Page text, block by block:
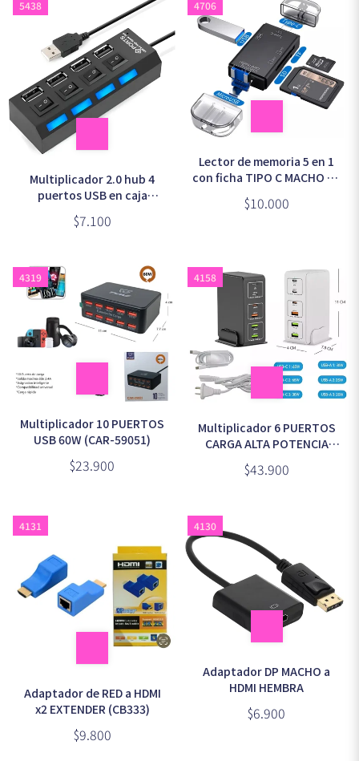
5438
Multiplicador 2.0 hub 4
puertos USB en caja
$7.100
4706
Lector de memoria 5 en 1
con ficha TIPO C MACHO en
bolsita
$10.000
4319
Multiplicador 10 PUERTOS
USB 60W (CAR-59051)
$23.900
4158
Multiplicador 6 PUERTOS
CARGA ALTA POTENCIA
120W (CAR-59031)
$43.900
4131
Adaptador de RED a HDMI
x2 EXTENDER (CB333)
$9.800
4130
Adaptador DP MACHO a
HDMI HEMBRA
$6.900